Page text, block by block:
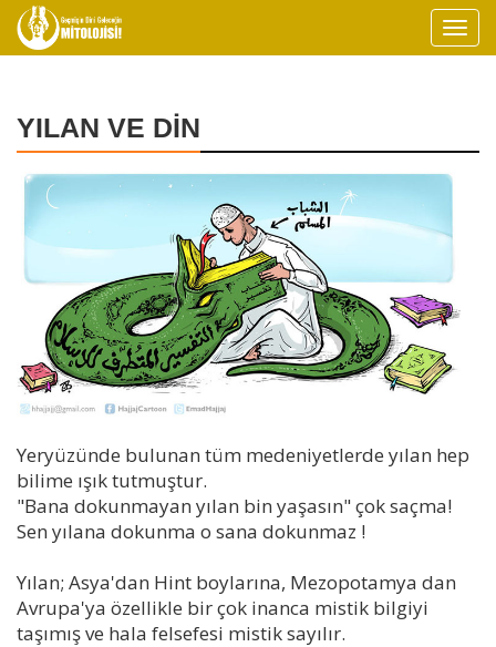
YILAN VE DİN
Yeryüzünde bulunan tüm medeniyetlerde yılan hep
bilime ışık tutmuştur.
"Bana dokunmayan yılan bin yaşasın" çok saçma!
Sen yılana dokunma o sana dokunmaz !
Yılan; Asya'dan Hint boylarına, Mezopotamya dan
Avrupa'ya özellikle bir çok inanca mistik bilgiyi
taşımış ve hala felsefesi mistik sayılır.